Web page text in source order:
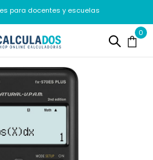
para docentes y escuelas
en 24/72h
0